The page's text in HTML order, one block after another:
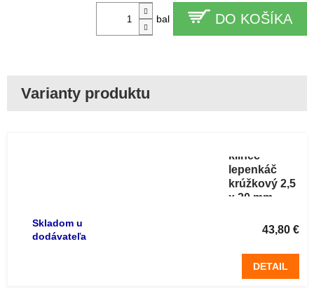
bal DO KOŠÍKA
klinec
lepenkáč
krúžkový 2,5
x 20 mm
43,80 €
Skladom u
dodávateľa
DETAIL